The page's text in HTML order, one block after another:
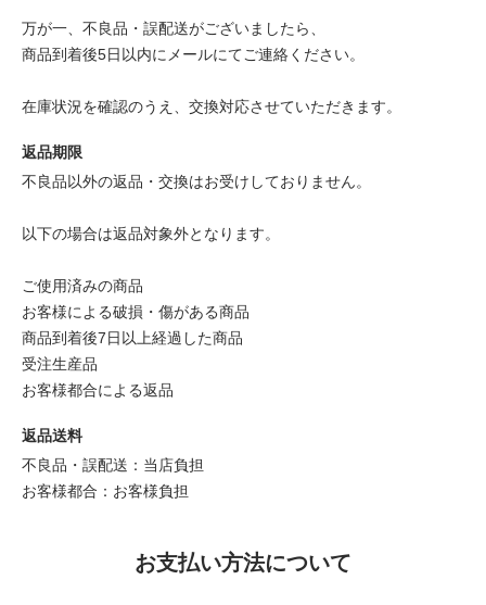
万が一、不良品・誤配送がございましたら、
商品到着後5日以内にメールにてご連絡ください。
在庫状況を確認のうえ、交換対応させていただきます。
返品期限
不良品以外の返品・交換はお受けしておりません。
以下の場合は返品対象外となります。
ご使用済みの商品
お客様による破損・傷がある商品
商品到着後7日以上経過した商品
受注生産品
お客様都合による返品
返品送料
不良品・誤配送：当店負担
お客様都合：お客様負担
お支払い方法について